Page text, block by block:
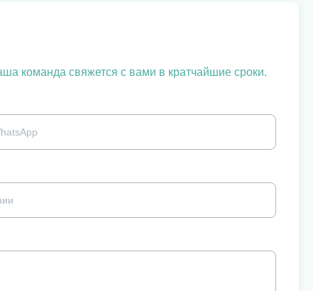
команда свяжется с вами в кратчайшие сроки.